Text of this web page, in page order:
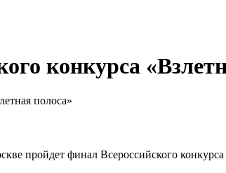
конкурса
пройдет финал Всероссийского конкурса